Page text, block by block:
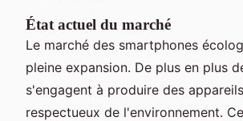
État actuel du marché
Le marché des smartphones
pleine expansion. De plus en plus
s'engagent à produire des
respectueux de l'environnement.